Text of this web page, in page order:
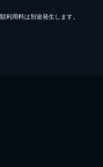
利用料は別途発生します。